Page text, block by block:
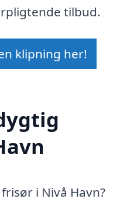
tilbud.
klipning her!
i Nivå Havn?